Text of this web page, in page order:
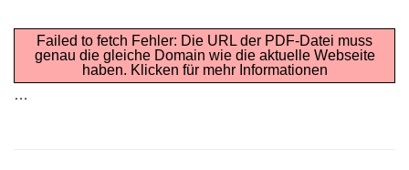
Failed to fetch Fehler: Die URL der PDF-Datei muss
genau die gleiche Domain wie die aktuelle Webseite
haben. Klicken für mehr Informationen
…